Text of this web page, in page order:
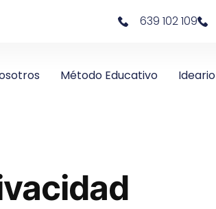
639 102 109
Método Educativo Ideario